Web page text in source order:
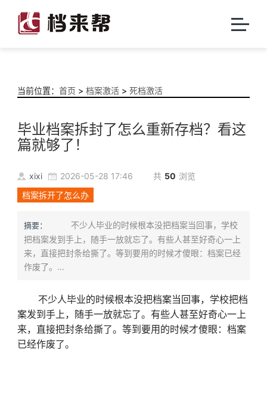
当前位置： 首页 > 档案激活> 死档激活
毕业档案拆封了怎么重新存档？看这
篇就够了！
xixi 2026-05-28 17:46 共 50 浏览
档案拆开了怎么办
摘要：
不少人毕业的时候根本没把档案当回事，学校
把档案发到手上，随手一放就忘了。有些人甚至好奇心一上
来，直接把封条给撕了。等到要用的时候才傻眼：档案已经
作废了。...
不少人毕业的时候根本没把档案当回事，学校把档
案发到手上，随手一放就忘了。有些人甚至好奇心一上
来，直接把封条给撕了。等到要用的时候才傻眼：档案
已经作废了。